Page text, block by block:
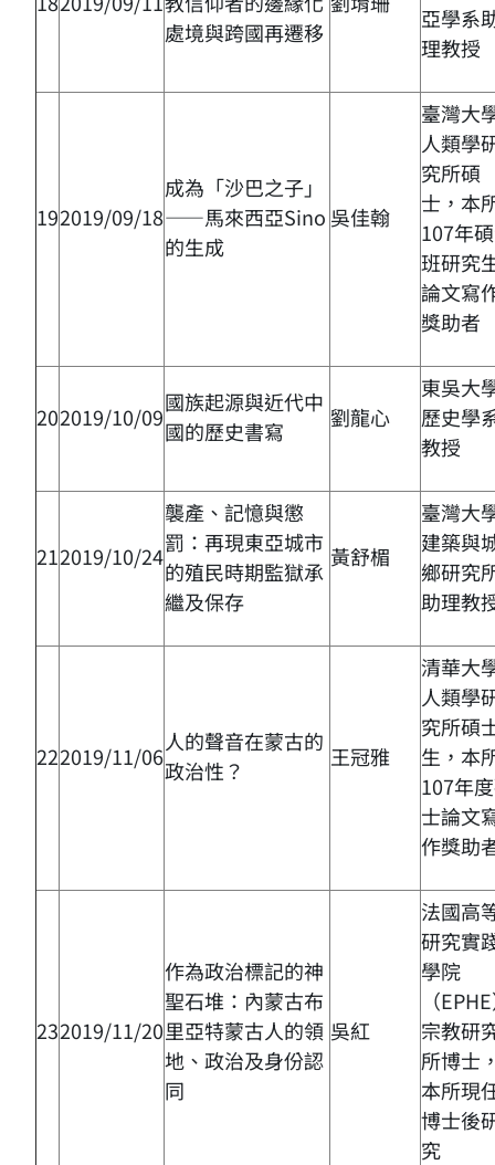
處境與跨國再遷移
亞學系
理教授
192019/09/18
成為「沙巴之子」
——馬來西亞Sino
的生成
吳佳翰
臺灣大
人類學
究所碩
士，本
107年
班研究
論文寫
獎助者
202019/10/09
國族起源與近代中
國的歷史書寫
劉龍心
東吳大
歷史學
教授
212019/10/24
襲產、記憶與懲
罰：再現東亞城市
的殖民時期監獄承
繼及保存
黃舒楣
臺灣大
建築與
鄉研究
助理教
222019/11/06
人的聲音在蒙古的
政治性？
王冠雅
清華大
人類學
究所碩
生，本
107年
士論文
作獎助
232019/11/20
作為政治標記的神
聖石堆：內蒙古布
里亞特蒙古人的領
地、政治及身份認
同
吳紅
法國高
研究實
學院
（
宗教研
所博士
本所現
博士後
究